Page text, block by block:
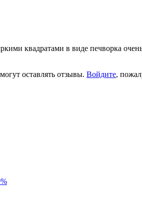
квадратами в виде печворка
оставлять отзывы. Войдите,